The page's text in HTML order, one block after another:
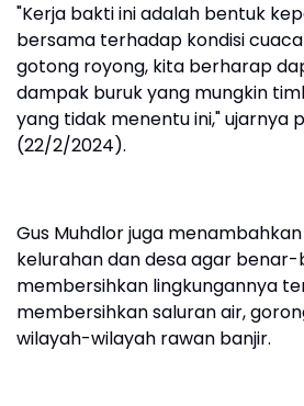
"Kerja bakti ini adalah bentuk
bersama terhadap kondisi
gotong royong, kita berharap
dampak buruk yang mungkin
yang tidak menentu ini," ujarnya
(22/2/2024).
Gus Muhdlor juga
kelurahan dan desa agar
membersihkan lingkungannya
membersihkan saluran air,
wilayah-wilayah rawan banjir.